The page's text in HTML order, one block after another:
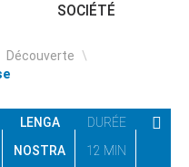
SOCIÉTÉ
Découverte \
LENGA
NOSTRA
DURÉE
12 MIN